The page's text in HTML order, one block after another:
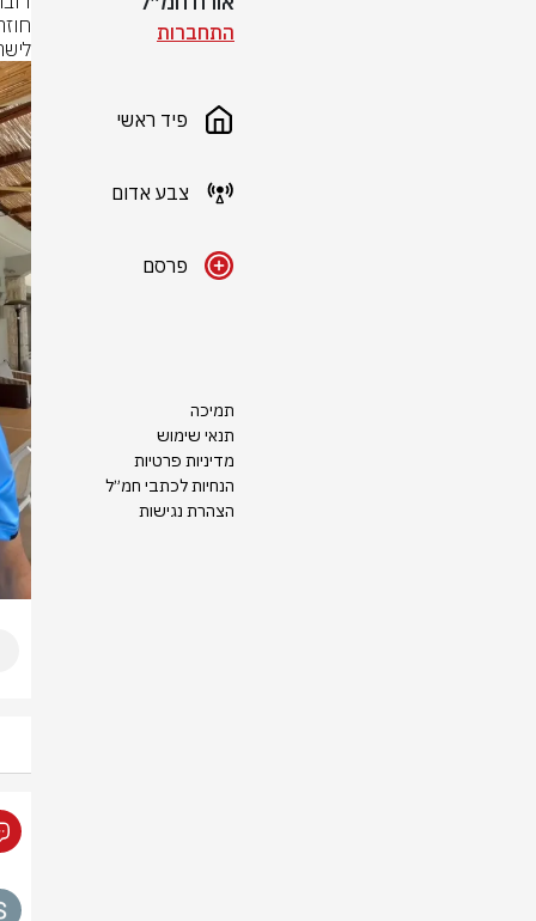
התחברות
פיד ראשי
צבע אדום
פרסם
תמיכה
תנאי שימוש
מדיניות פרטיות
הנחיות לכתבי חמ״ל
הצהרת נגישות